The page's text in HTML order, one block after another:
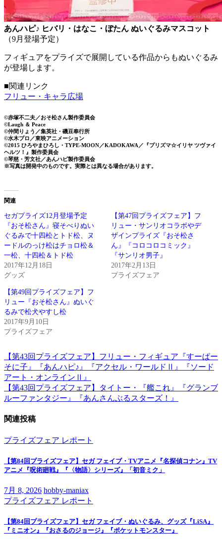
あんハピ♪ ヒバリ・はなこ・ぼたん ぬいぐるみマスコット
（9月登場予定）
フィギュアをプライズで展開している作品からもぬいぐるみ
が登場します。
■関連リンク
フリュー・キャラ広場
©赤塚不二夫／おそ松さん製作委員会
©Laugh ＆ Peace
©仲間りょう／集英社・磯豆奉行所
©水木プロ／東映アニメーション
©2015 ひろやまひろし・TYPE-MOON／KADOKAWA／『プリズマ☆イリヤ ツヴァイ
ヘルツ！』製作委員会
©琴慈・芳文社／あんハピ製作委員会
※写真は開発中のものです。実際とは異なる場合があります。
関連
セガプライズ12月登場予定
『おそ松さん』寝そべりぬい
ぐるみで十四松とトド松、ヌ
ードルのっけ松はチョロ松＆
一松、十四松＆トド松
2017年12月18日
グッズ
【第47回プライズフェア】フ
リュー・サンリオコラボやデ
ザインプライズ『おそ松さ
ん』『コロコロコミック』
『サンリオ男子』
2017年2月13日
プライズフェア
【第49回プライズフェア】フ
リュー『おそ松さん』ぬいぐ
るみで松犬やすし松
2017年9月10日
プライズフェア
投
稿
ナ
ゲ
ー
シ
ョ
ン
【第43回プライズフェア】フリュー・フィギュア『すーぱー
そに子』『あんハピ♪』『アクセル・ワールドⅡ』『ソード
アート・オンラインⅡ』
【第43回プライズフェア】タイトー・『艦これ』『グランブ
ルーファンタジー』『あんさんぶるスターズ！』
関連投稿
プライズフェア レポート
【第84回プライズフェア】セガ フェイブ・TVアニメ『名探偵コナン』TV
アニメ『呪術廻戦』『〈物語〉シリーズ』「初音ミク」
7月 8, 2026 hobby-maniax
プライズフェア レポート
【第84回プライズフェア】セガ フェイブ・ぬいぐるみ、グッズ『LiSA』
『ミニオン』『おさるのジョージ』『ポケットモンスター』